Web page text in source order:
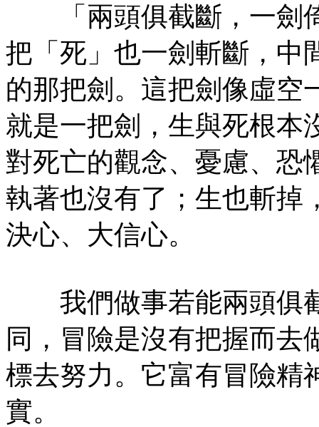
「兩頭俱截斷，一劍
把「死」也一劍斬斷，中
的那把劍。這把劍像虛空
就是一把劍，生與死根本
對死亡的觀念、憂慮、恐
執著也沒有了；生也斬掉
決心、大信心。
我們做事若能兩頭俱
同，冒險是沒有把握而去
標去努力。它富有冒險精
實。